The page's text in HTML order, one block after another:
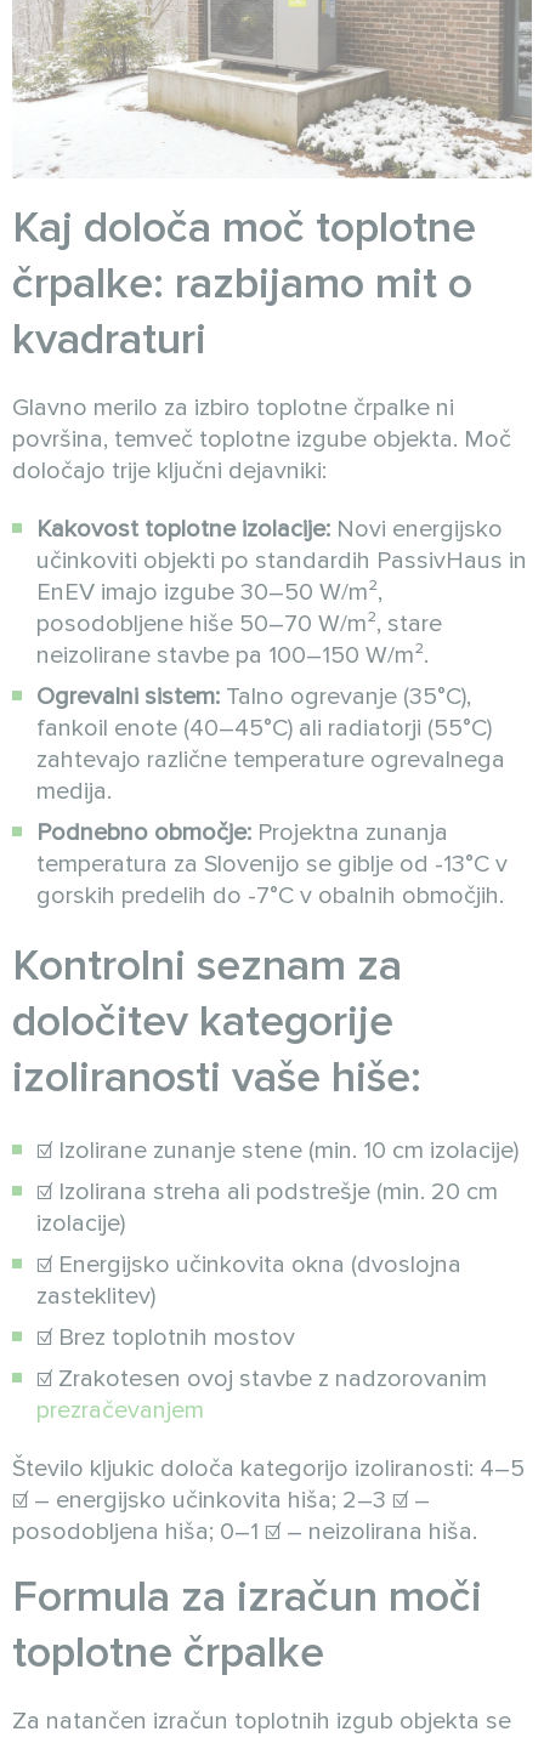
Kaj določa moč toplotne
črpalke: razbijamo mit o
kvadraturi
Glavno merilo za izbiro toplotne črpalke ni
površina, temveč toplotne izgube objekta. Moč
določajo trije ključni dejavniki:
Kakovost toplotne izolacije: Novi energijsko
učinkoviti objekti po standardih PassivHaus in
EnEV imajo izgube 30–50 W/m²,
posodobljene hiše 50–70 W/m², stare
neizolirane stavbe pa 100–150 W/m².
Ogrevalni sistem: Talno ogrevanje (35°C),
fankoil enote (40–45°C) ali radiatorji (55°C)
zahtevajo različne temperature ogrevalnega
medija.
Podnebno območje: Projektna zunanja
temperatura za Slovenijo se giblje od -13°C v
gorskih predelih do -7°C v obalnih območjih.
Kontrolni seznam za
določitev kategorije
izoliranosti vaše hiše:
☑ Izolirane zunanje stene (min. 10 cm izolacije)
☑ Izolirana streha ali podstrešje (min. 20 cm
izolacije)
☑ Energijsko učinkovita okna (dvoslojna
zasteklitev)
☑ Brez toplotnih mostov
☑ Zrakotesen ovoj stavbe z nadzorovanim
prezračevanjem
Število kljukic določa kategorijo izoliranosti: 4–5
☑ – energijsko učinkovita hiša; 2–3 ☑ –
posodobljena hiša; 0–1 ☑ – neizolirana hiša.
Formula za izračun moči
toplotne črpalke
Za natančen izračun toplotnih izgub objekta se